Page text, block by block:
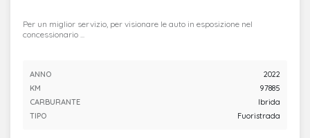
Per un miglior servizio, per visionare le auto in esposizione nel
concessionario ...
ANNO
2022
KM
97885
CARBURANTE
Ibrida
TIPO
Fuoristrada